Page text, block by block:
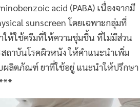
acid (PABA) เนื่องจากมี
sunscreen โดยเฉพาะกลุ่มที่
ห้ใช้ครีมที่ให้ความชุ่มชื้น ที่ไม่มีส่วน
ถาบันโรคผิวหนัง ให้คำแนะนำเพิ่ม
ผลิตภัณฑ์ ยาที่ใช้อยู่ แนะนำให้ปรึกษา